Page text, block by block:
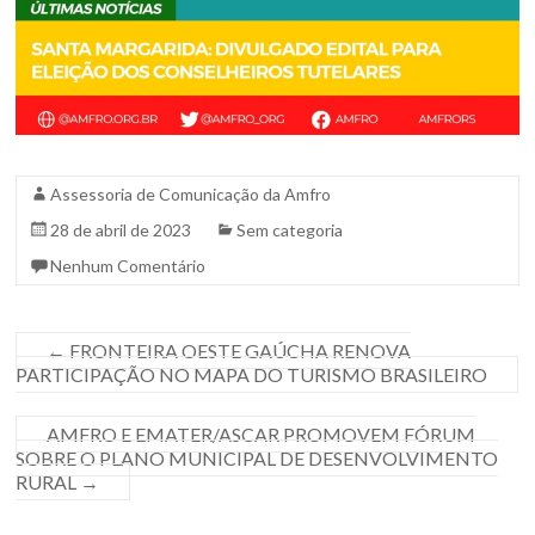
Assessoria de Comunicação da Amfro
28 de abril de 2023
Sem categoria
Nenhum Comentário
← FRONTEIRA OESTE GAÚCHA RENOVA
PARTICIPAÇÃO NO MAPA DO TURISMO BRASILEIRO
AMFRO E EMATER/ASCAR PROMOVEM FÓRUM
SOBRE O PLANO MUNICIPAL DE DESENVOLVIMENTO
RURAL →